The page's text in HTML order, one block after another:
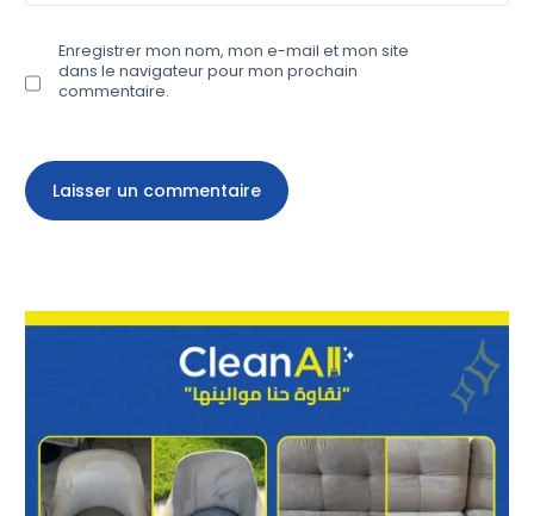
Enregistrer mon nom, mon e-mail et mon site
dans le navigateur pour mon prochain
commentaire.